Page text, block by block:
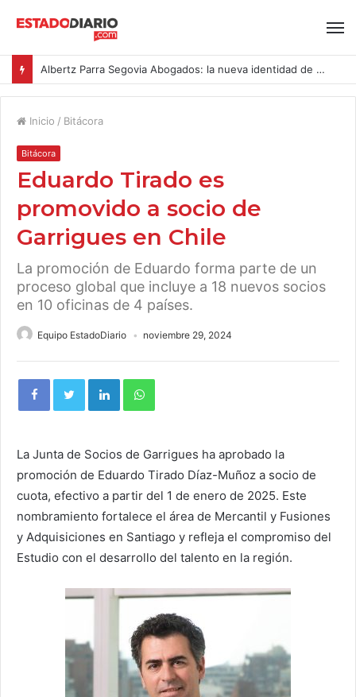
Albertz Parra Segovia Abogados: la nueva identidad de Segovia Consulting
Inicio / Bitácora
Bitácora
Eduardo Tirado es
promovido a socio de
Garrigues en Chile
La promoción de Eduardo forma parte de un
proceso global que incluye a 18 nuevos socios
en 10 oficinas de 4 países.
Equipo EstadoDiario noviembre 29, 2024
La Junta de Socios de Garrigues ha aprobado la
promoción de Eduardo Tirado Díaz-Muñoz a socio de
cuota, efectivo a partir del 1 de enero de 2025. Este
nombramiento fortalece el área de Mercantil y Fusiones
y Adquisiciones en Santiago y refleja el compromiso del
Estudio con el desarrollo del talento en la región.